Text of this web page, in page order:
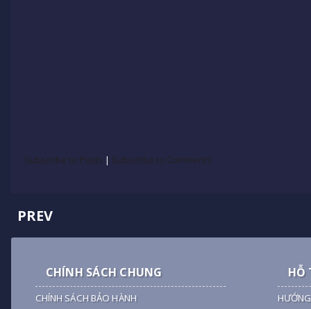
Subscribe to Posts | Subscribe to Comments
PREV
CHÍNH SÁCH CHUNG
CHÍNH SÁCH BẢO HÀNH
HỖ